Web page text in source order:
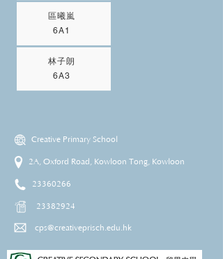
區曦嵐
6A1
林子朗
6A3
Creative Primary School
2A, Oxford Road, Kowloon Tong, Kowloon
23360266
23382924
cps@creativeprisch.edu.hk